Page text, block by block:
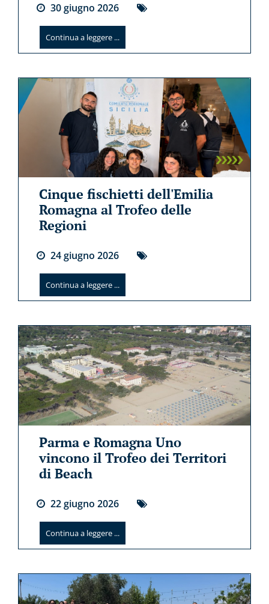
30giugno 2026
Continua a leggere ...
Cinque fischietti dell'Emilia
Romagna al Trofeo delle
Regioni
24giugno 2026
Continua a leggere ...
Parma e Romagna Uno
vincono il Trofeo dei Territori
di Beach
22giugno 2026
Continua a leggere ...